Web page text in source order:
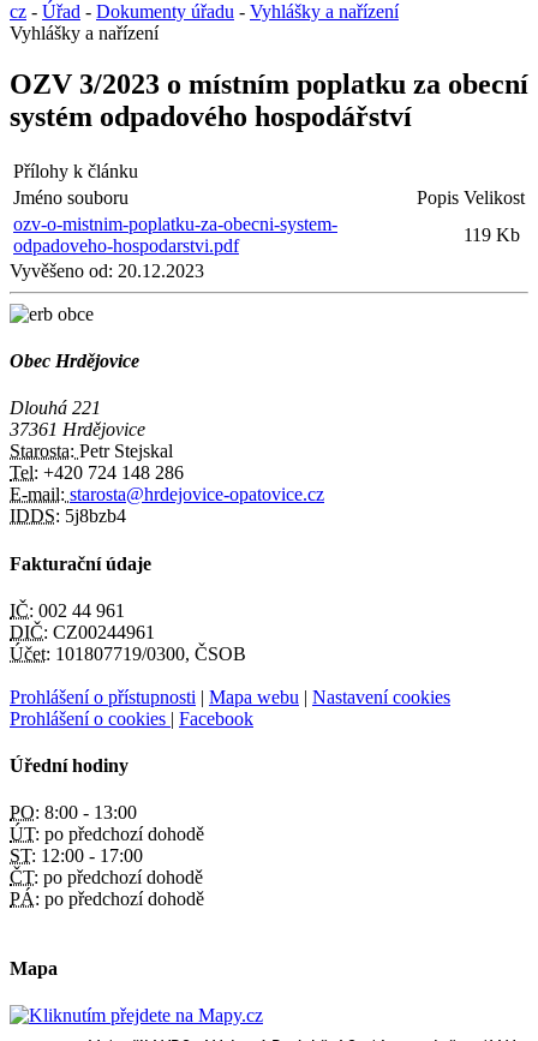
cz - Úřad - Dokumenty úřadu - Vyhlášky a nařízení
Vyhlášky a nařízení
OZV 3/2023 o místním poplatku za obecní
systém odpadového hospodářství
Přílohy k článku
Jméno souboru
Popis Velikost
ozv-o-mistnim-poplatku-za-obecni-system-
odpadoveho-hospodarstvi.pdf
119 Kb
Vyvěšeno od: 20.12.2023
Obec Hrdějovice
Dlouhá 221
37361 Hrdějovice
Starosta: Petr Stejskal
Tel: +420 724 148 286
E-mail: starosta@hrdejovice-opatovice.cz
IDDS: 5j8bzb4
Fakturační údaje
IČ: 002 44 961
DIČ: CZ00244961
Účet: 101807719/0300, ČSOB
Prohlášení o přístupnosti | Mapa webu | Nastavení cookies
Prohlášení o cookies | Facebook
Úřední hodiny
PO: 8:00 - 13:00
ÚT: po předchozí dohodě
ST: 12:00 - 17:00
ČT: po předchozí dohodě
PÁ: po předchozí dohodě
Mapa